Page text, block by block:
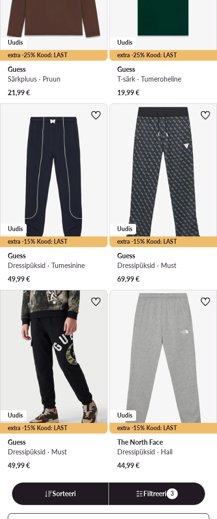
extra -25% Kood: LAST
Uudis
Guess
Särkpluus · Pruun
21,99€
extra -25% Kood: LAST
Uudis
Guess
T-särk · Tumeroheline
19,99€
extra -15% Kood: LAST
Uudis
Guess
Dressipüksid · Tumesinine
49,99€
extra -15% Kood: LAST
Uudis
Guess
Dressipüksid · Must
69,99€
extra -15% Kood: LAST
Uudis
Guess
Dressipüksid · Must
49,99€
extra -15% Kood: LAST
Uudis
The North Face
Dressipüksid · Hall
44,99€
Sorteeri Filtreeri 3